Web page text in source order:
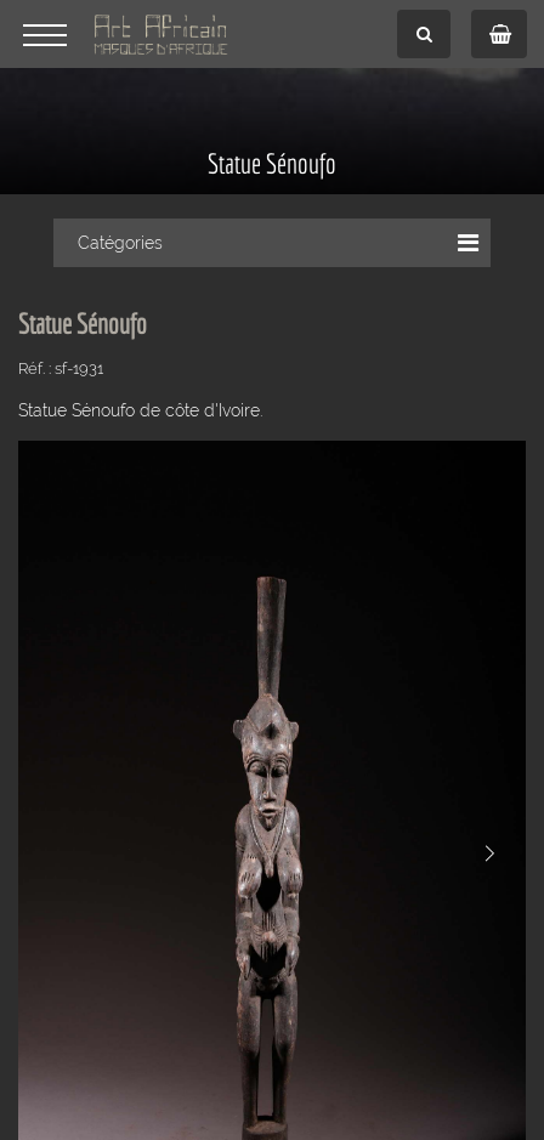
Statue Sénoufo
Catégories
Statue Sénoufo
Réf. : sf-1931
Statue Sénoufo de côte d'Ivoire.